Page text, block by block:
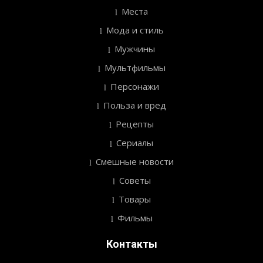
Места
Мода и стиль
Мужчины
Мультфильмы
Персонажи
Польза и вред
Рецепты
Сериалы
Смешные новости
Советы
Товары
Фильмы
Контакты